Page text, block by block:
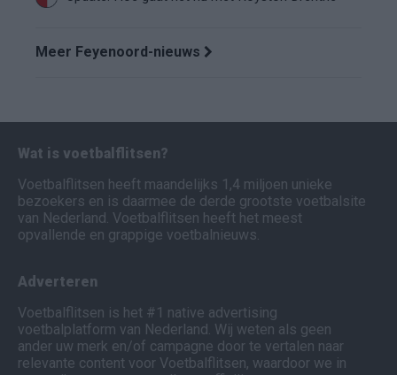
Meer Feyenoord-nieuws
Wat is voetbalflitsen?
Voetbalflitsen heeft maandelijks 1,4 miljoen unieke
bezoekers en is daarmee de derde grootste voetbalsite
van Nederland. Voetbalflitsen heeft het meest
opvallende en grappige voetbalnieuws.
Adverteren
Voetbalflitsen is het #1 native advertising
voetbalplatform van Nederland. Wij weten als geen
ander uw merk en/of campagne door te vertalen naar
relevante content voor Voetbalflitsen, waardoor we in